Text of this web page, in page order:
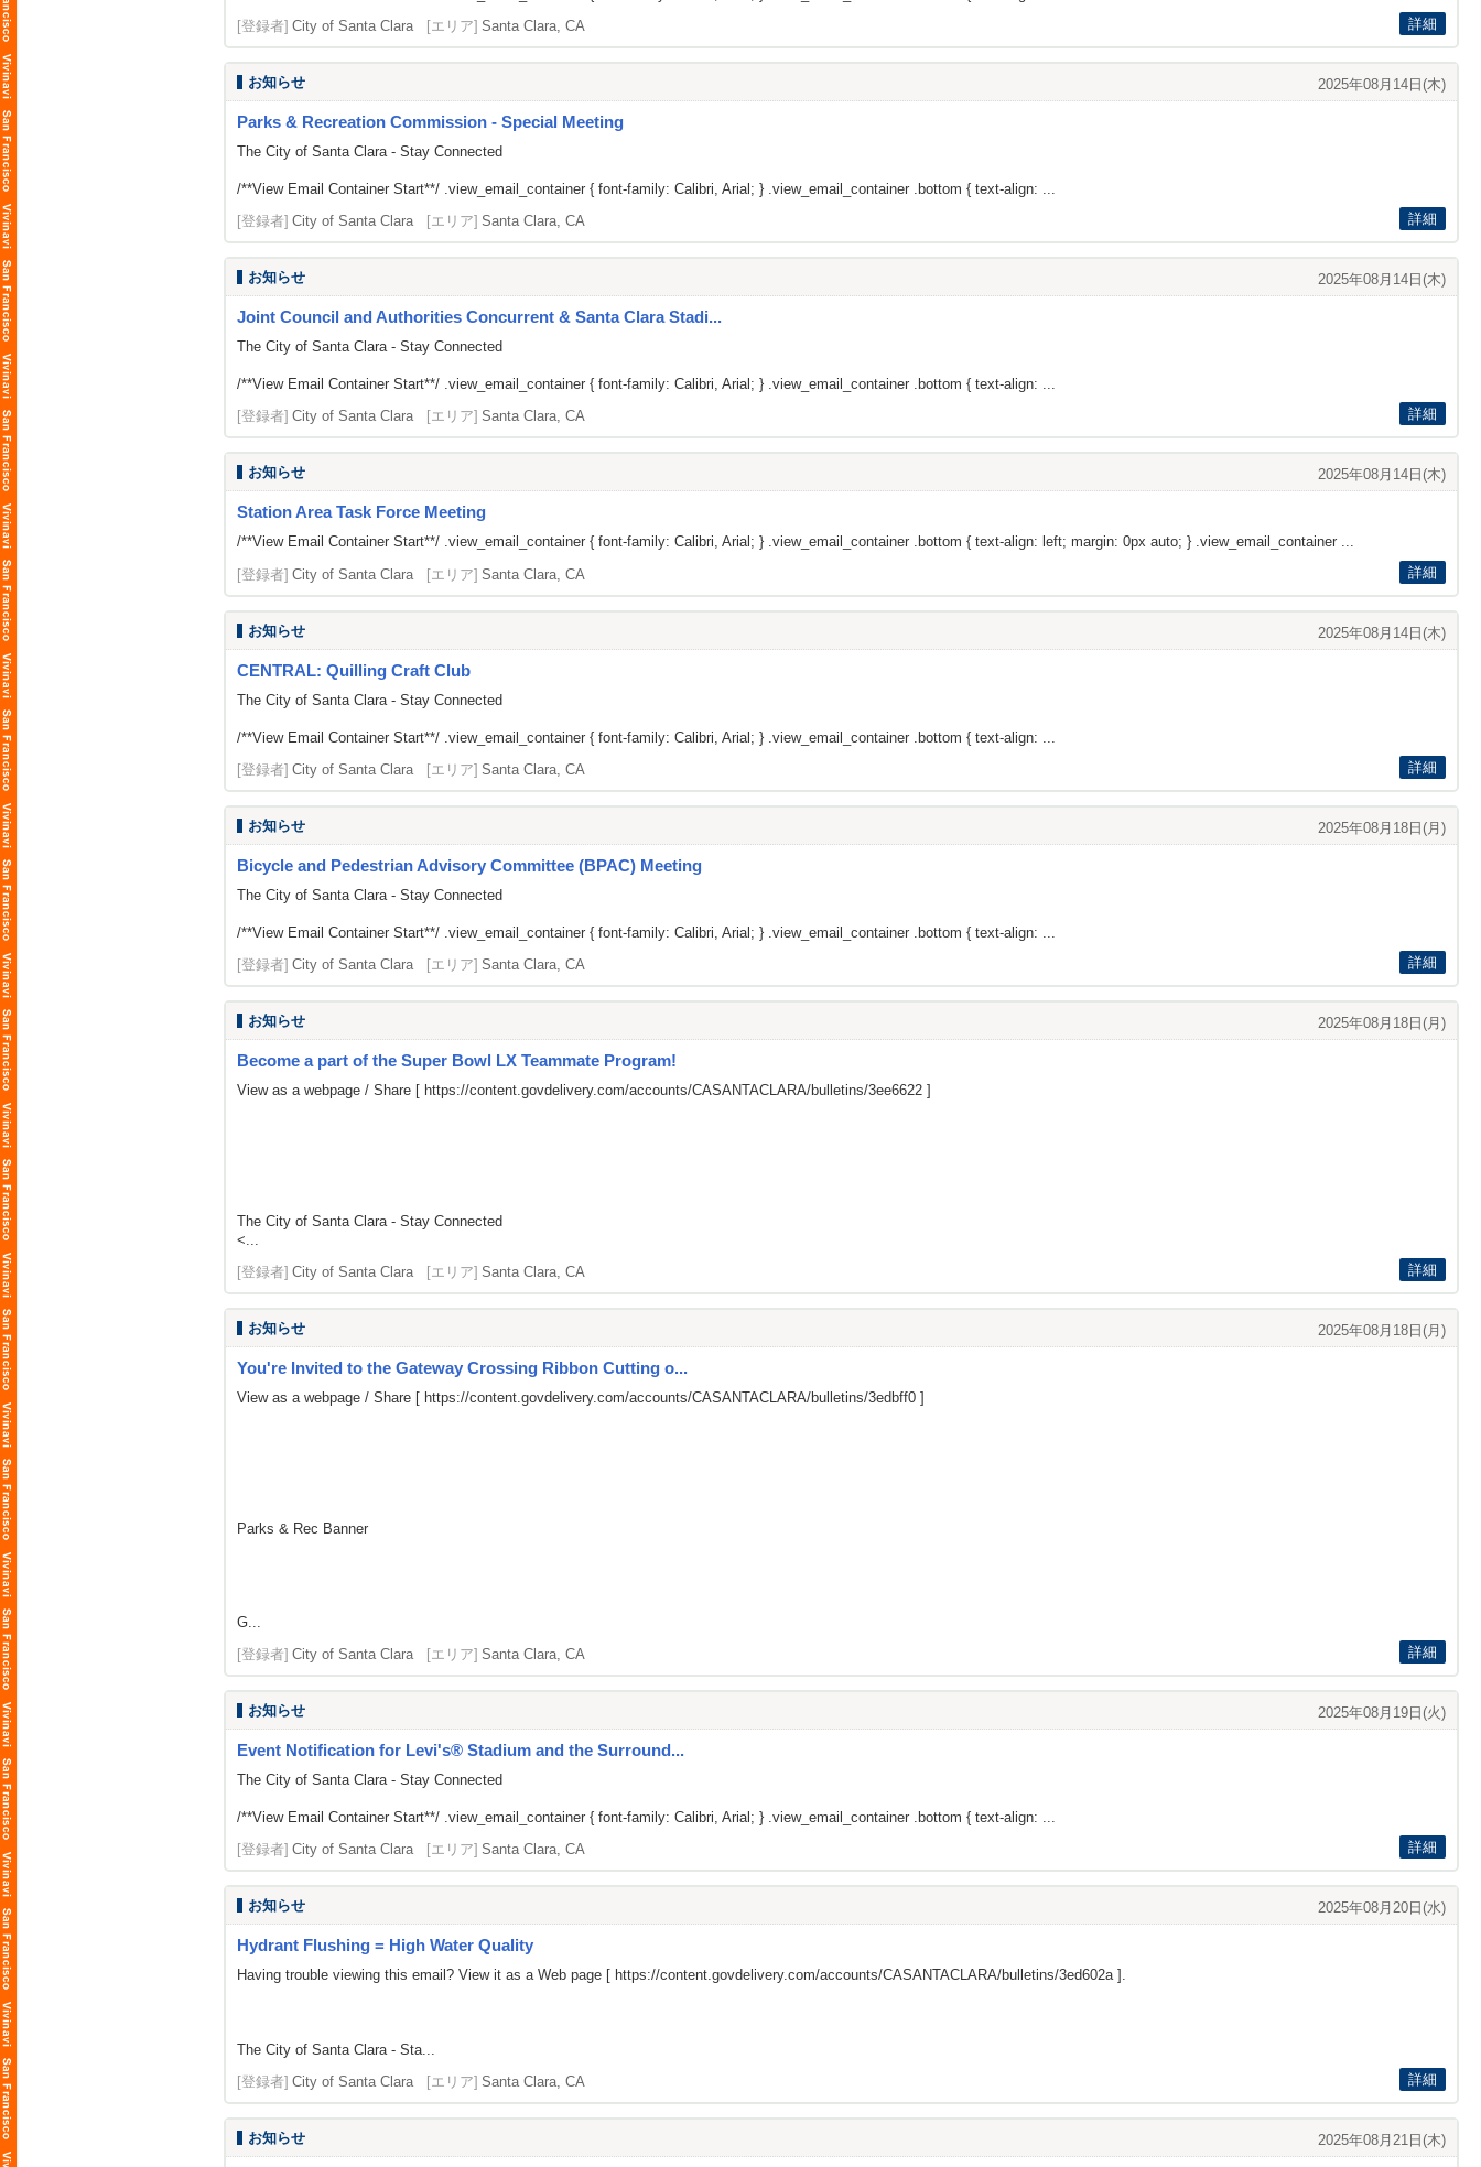
[登録者] City of Santa Clara [エリア] Santa Clara, CA 詳細
お知らせ 2025年08月14日(木)
Parks & Recreation Commission - Special Meeting
The City of Santa Clara - Stay Connected
/**View Email Container Start**/ .view_email_container { font-family: Calibri, Arial; } .view_email_container .bottom { text-align: ...
[登録者] City of Santa Clara [エリア] Santa Clara, CA 詳細
お知らせ 2025年08月14日(木)
Joint Council and Authorities Concurrent & Santa Clara Stadi...
The City of Santa Clara - Stay Connected
/**View Email Container Start**/ .view_email_container { font-family: Calibri, Arial; } .view_email_container .bottom { text-align: ...
[登録者] City of Santa Clara [エリア] Santa Clara, CA 詳細
お知らせ 2025年08月14日(木)
Station Area Task Force Meeting
/**View Email Container Start**/ .view_email_container { font-family: Calibri, Arial; } .view_email_container .bottom { text-align: left; margin: 0px auto; } .view_email_container ...
[登録者] City of Santa Clara [エリア] Santa Clara, CA 詳細
お知らせ 2025年08月14日(木)
CENTRAL: Quilling Craft Club
The City of Santa Clara - Stay Connected
/**View Email Container Start**/ .view_email_container { font-family: Calibri, Arial; } .view_email_container .bottom { text-align: ...
[登録者] City of Santa Clara [エリア] Santa Clara, CA 詳細
お知らせ 2025年08月18日(月)
Bicycle and Pedestrian Advisory Committee (BPAC) Meeting
The City of Santa Clara - Stay Connected
/**View Email Container Start**/ .view_email_container { font-family: Calibri, Arial; } .view_email_container .bottom { text-align: ...
[登録者] City of Santa Clara [エリア] Santa Clara, CA 詳細
お知らせ 2025年08月18日(月)
Become a part of the Super Bowl LX Teammate Program!
View as a webpage / Share [ https://content.govdelivery.com/accounts/CASANTACLARA/bulletins/3ee6622 ]
The City of Santa Clara - Stay Connected
<...
[登録者] City of Santa Clara [エリア] Santa Clara, CA 詳細
お知らせ 2025年08月18日(月)
You're Invited to the Gateway Crossing Ribbon Cutting o...
View as a webpage / Share [ https://content.govdelivery.com/accounts/CASANTACLARA/bulletins/3edbff0 ]
Parks & Rec Banner
G...
[登録者] City of Santa Clara [エリア] Santa Clara, CA 詳細
お知らせ 2025年08月19日(火)
Event Notification for Levi's® Stadium and the Surround...
The City of Santa Clara - Stay Connected
/**View Email Container Start**/ .view_email_container { font-family: Calibri, Arial; } .view_email_container .bottom { text-align: ...
[登録者] City of Santa Clara [エリア] Santa Clara, CA 詳細
お知らせ 2025年08月20日(水)
Hydrant Flushing = High Water Quality
Having trouble viewing this email? View it as a Web page [ https://content.govdelivery.com/accounts/CASANTACLARA/bulletins/3ed602a].
The City of Santa Clara - Sta...
[登録者] City of Santa Clara [エリア] Santa Clara, CA 詳細
お知らせ 2025年08月21日(木)